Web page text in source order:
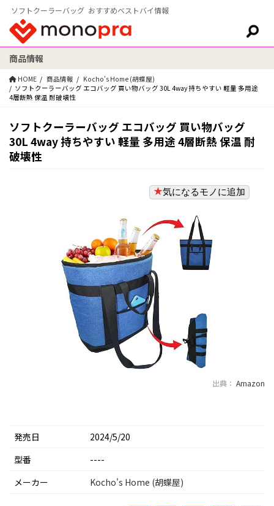
ソフトクーラーバッグ おすすめベストバイ情報
検索:
商品情報
HOME 商品情報
Kocho's Home (胡蝶屋)
ソフトクーラーバッグ エコバッグ 買い物バッグ 30L 4way 持ちやすい 軽量 多用途
4層断熱 保温 耐破壊性
ソフトクーラーバッグ エコバッグ 買い物バッグ
30L 4way 持ちやすい 軽量 多用途 4層断熱 保温 耐
破壊性
気になるモノに追加
出典： Amazon
発売日
2024/5/20
型番
----
メーカー
Kocho's Home (胡蝶屋)